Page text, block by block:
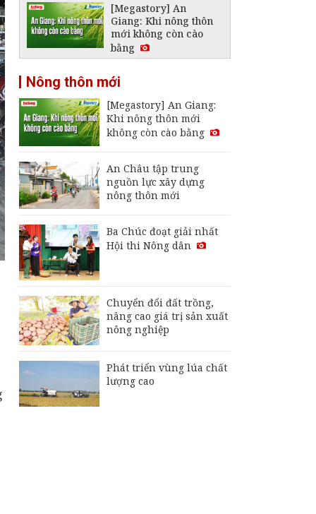
[Megastory] An
Giang: Khi nông thôn
mới không còn cào
bằng
bao tiêu trái cây cho
Trung
Nông thôn mới
[Megastory] An Giang:
Khi nông thôn mới
không còn cào bằng
An Châu tập trung
nguồn lực xây dựng
nông thôn mới
Ba Chúc đoạt giải nhất
Hội thi Nông dân
Chuyển đổi đất trồng,
nâng cao giá trị sản xuất
nông nghiệp
Phát triển vùng lúa chất
lượng cao